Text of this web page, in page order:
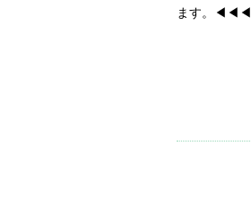
ます。◀◀◀